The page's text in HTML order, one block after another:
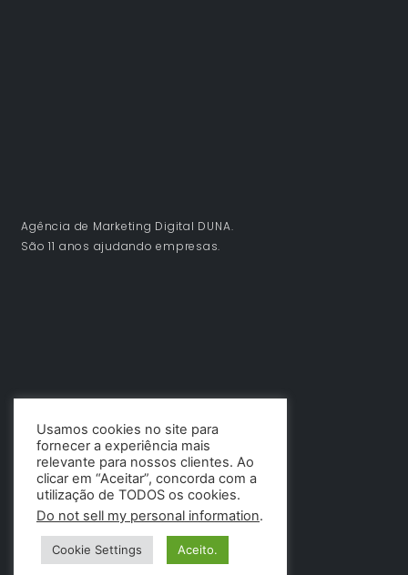
Agência de Marketing Digital DUNA.
São 11 anos ajudando empresas.
Usamos cookies no site para
fornecer a experiência mais
relevante para nossos clientes. Ao
clicar em “Aceitar”, concorda com a
utilização de TODOS os cookies.
Do not sell my personal information.
Cookie Settings Aceito.